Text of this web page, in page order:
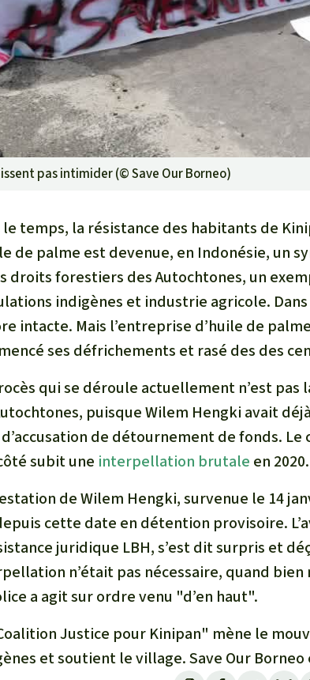
pas intimider (©Save Our Borneo)
le temps, la résistance des habitants de
de palme est devenue, en Indonésie, un
droits forestiers des Autochtones, un
indigènes et industrie agricole.
intacte. Mais l’entreprise d’huile de
ses défrichements et rasé des des
qui se déroule actuellement n’est
puisque Wilem Hengki avait
de détournement de fonds.
subit une interpellation brutale en 2020.
de Wilem Hengki, survenue le 14
cette date en détention provisoire.
juridique LBH, s’est dit surpris et
n’était pas nécessaire, quand
a agit sur ordre venu "d’en haut".
Justice pour Kinipan" mène le
et soutient le village. Save Our